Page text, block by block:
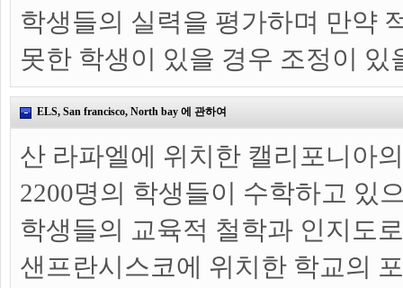
학생들의 실력을 평가하며 만약
못한 학생이 있을 경우 조정이
ELS, San francisco, North bay 에 관하여
산 라파엘에 위치한 캘리포니아
2200명의 학생들이 수학하고 있
학생들의 교육적 철학과 인지도
샌프란시스코에 위치한 학교의